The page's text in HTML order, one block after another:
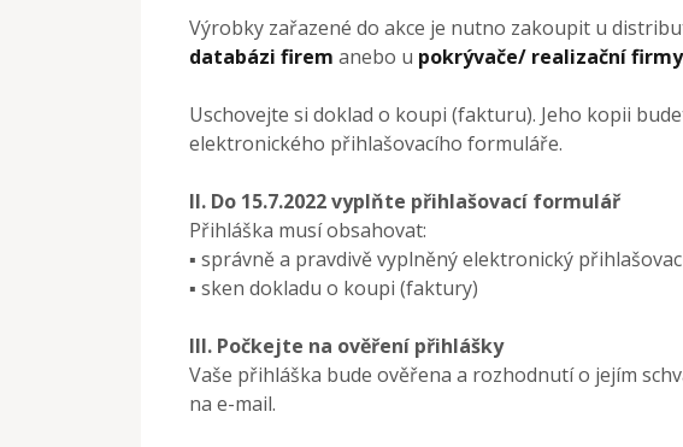
Výrobky zařazené do akce je nutno zakoupit u
databázi firem anebo u pokrývače/ realizační firmy
Uschovejte si doklad o koupi (fakturu). Jeho kopii
elektronického přihlašovacího formuláře.
II. Do 15.7.2022 vyplňte přihlašovací formulář
Přihláška musí obsahovat:
▪ správně a pravdivě vyplněný elektronický
▪ sken dokladu o koupi (faktury)
III. Počkejte na ověření přihlášky
Vaše přihláška bude ověřena a rozhodnutí o jejím
na e-mail.